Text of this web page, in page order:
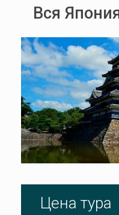
Вся
Цена тура